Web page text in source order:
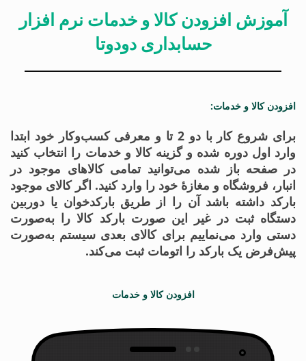
آموزش افزودن کالا و خدمات نرم افزار
حسابداری دودوتا
افزودن کالا و خدمات:
برای شروع کار با دو 2 تا و معرفی کسب‌وکار خود ابتدا
وارد اول دوره شده و گزینه کالا و خدمات را انتخاب کنید
در صفحه باز شده می‌توانید تمامی کالاهای موجود در
انبار، فروشگاه و مغازهٔ خود را وارد کنید. اگر کالای موجود
بارکد داشته باشد آن را از طریق بارکدخوان یا دوربین
دستگاه ثبت در غیر این صورت بارکد کالا را به‌صورت
دستی وارد می‌نماییم برای کالای بعدی سیستم به‌صورت
پیش‌فرض یک بارکد را اتومات ثبت می‌کند.
افزودن کالا و خدمات